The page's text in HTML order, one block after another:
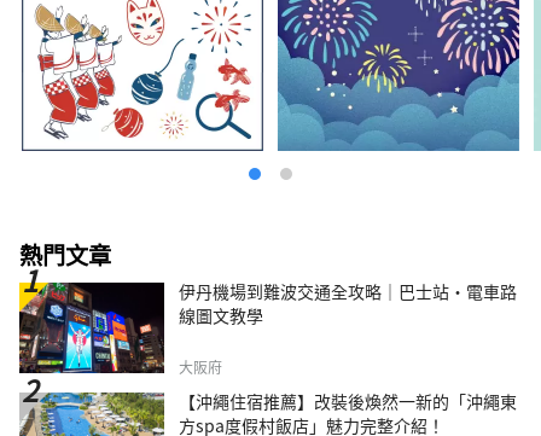
熱門文章
伊丹機場到難波交通全攻略｜巴士站・電車路
線圖文教學
大阪府
【沖繩住宿推薦】改裝後煥然一新的「沖繩東
方spa度假村飯店」魅力完整介紹！